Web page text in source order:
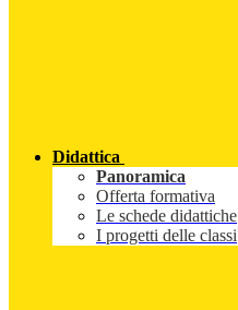
Didattica
Panoramica
Offerta formativa
Le schede didattiche
I progetti delle classi